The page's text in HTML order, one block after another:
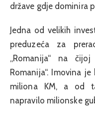
države gdje dominira
Jedna od velikih
preduzeća za
„Romanija“ na
Romanija“. Imovina
miliona KM, a od
napravilo milionske